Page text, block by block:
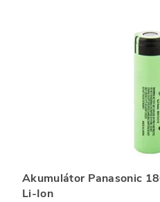
Akumulátor Panasonic
Li-Ion